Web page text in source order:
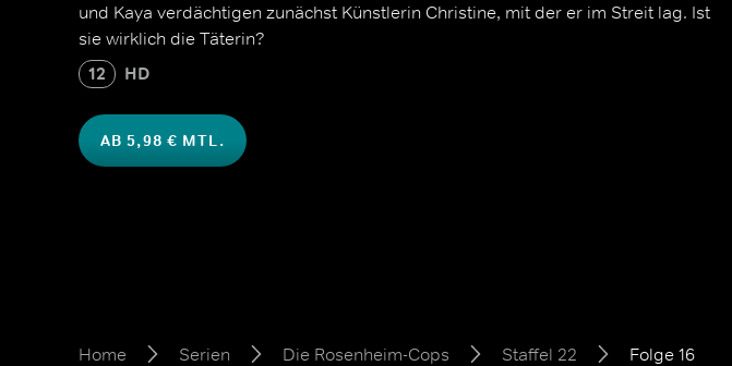
und Kaya verdächtigen zunächst Künstlerin Christine, mit der er im Streit lag. Ist
sie wirklich die Täterin?
12 HD
AB 5,98 € MTL.
Home Serien Die Rosenheim-Cops Staffel 22 Folge 16